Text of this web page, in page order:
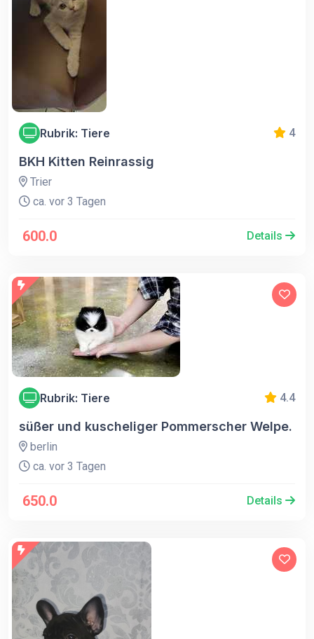
Rubrik: Tiere 4
BKH Kitten Reinrassig
Trier
ca. vor 3 Tagen
600.0 Details
Rubrik: Tiere 4.4
süßer und kuscheliger Pommerscher Welpe.
berlin
ca. vor 3 Tagen
650.0 Details